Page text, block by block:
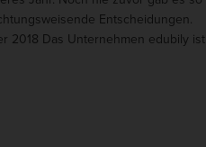
Entscheidungen.
2018 Das Unternehmen edubily ist